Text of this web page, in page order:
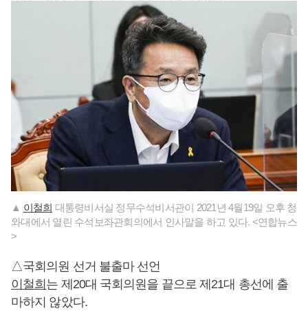
▲ 이철희 대통령비서실 정무수석비서관이 2021년 4월19일 오후 청
와대에서 열린 수석보좌관회의에서 인사말을 하고 있다. <연합뉴스
>
△국회의원 선거 불출마 선언
이철희 는 제20대 국회의원을 끝으로 제21대 총선에 출
마하지 않았다.